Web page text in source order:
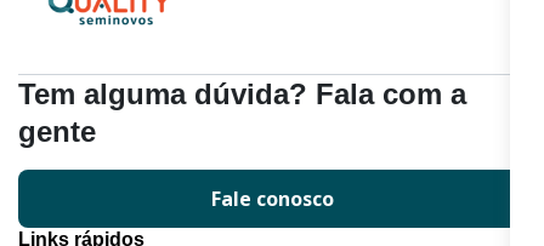
Tem alguma dúvida? Fala com a
gente
Fale conosco
Links rápidos